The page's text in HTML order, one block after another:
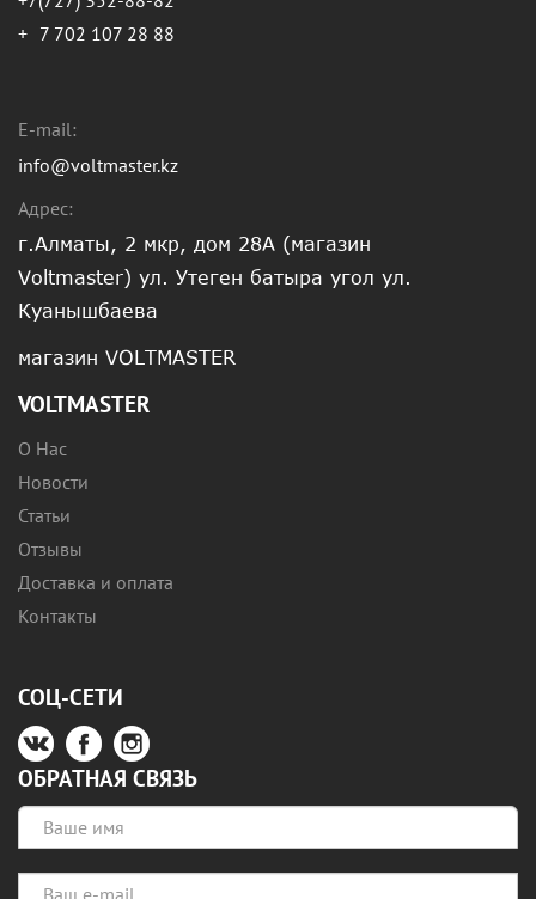
+ 7 702 107 28 88
E-mail:
info@voltmaster.kz
Адрес:
г.Алматы, 2 мкр, дом 28А (магазин
Voltmaster) ул. Утеген батыра угол ул.
Куанышбаева
магазин VOLTMASTER
VOLTMASTER
О Нас
Новости
Статьи
Отзывы
Доставка и оплата
Контакты
СОЦ-СЕТИ
ОБРАТНАЯ СВЯЗЬ